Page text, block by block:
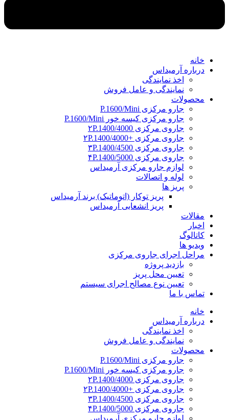
خانه
درباره آرمیداس
اخذ نمایندگی
نمایندگی و عامل فروش
محصولات
جارو مرکزی P.1600/Mini
جارو مرکزی کیسه خور P.1600/Mini
جاروی مرکزی ۲P.1400/4000
جاروی مرکزی +۲P.1400/4000
جاروی مرکزی ۳P.1400/4500
جاروی مرکزی ۴P.1400/5000
لوازم جارو مرکزی آرمیداس
لوله و اتصالات
پریز ها
پریز توکار (اتوماتیک) برند آرمیداس
پریز انشعابی آرمیداس
مقالات
اخبار
کاتالوگ
ویدیو ها
مراحل اجرای جاروی مرکزی
بازدید پروژه
تعیین محل پریز
تعیین نوع مصالح اجرای سیستم
تماس با ما
خانه
درباره آرمیداس
اخذ نمایندگی
نمایندگی و عامل فروش
محصولات
جارو مرکزی P.1600/Mini
جارو مرکزی کیسه خور P.1600/Mini
جاروی مرکزی ۲P.1400/4000
جاروی مرکزی +۲P.1400/4000
جاروی مرکزی ۳P.1400/4500
جاروی مرکزی ۴P.1400/5000